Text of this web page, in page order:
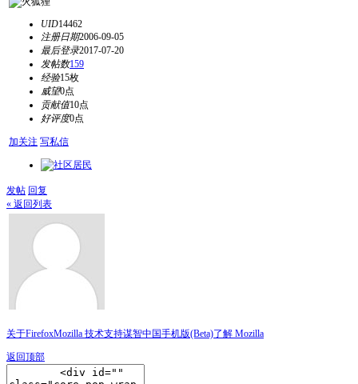
UID14462
注册日期2006-09-05
最后登录2017-07-20
发帖数159
经验15枚
威望0点
贡献值10点
好评度0点
加关注 写私信
发帖 回复
« 返回列表
关于FirefoxMozilla 技术支持谋智中国手机版(Beta)了解 Mozilla
返回顶部